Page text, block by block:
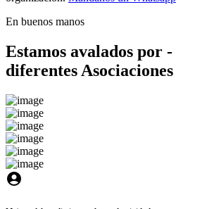
En buenos manos
Estamos avalados por -
diferentes Asociaciones
account_circle